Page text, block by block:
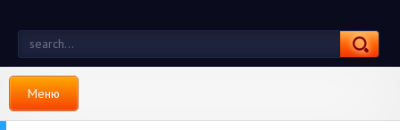
Меню